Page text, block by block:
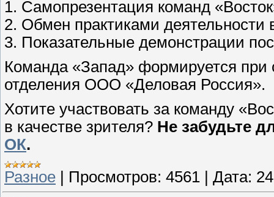
1. Самопрезентация команд
2. Обмен практиками деятельности
3. Показательные демонстрации
Команда «Запад» формируется при
отделения ООО «Деловая Россия».
Хотите участвовать за команду
в качестве зрителя? Не забудьте
ОК.
Разное
Просмотров: 4561 Дата: